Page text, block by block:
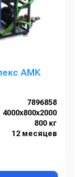
АМК
7896858
4000х800х2000
800 кг
12 месяцев